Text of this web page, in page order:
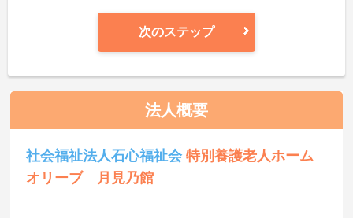
次のステップ
法人概要
社会福祉法人石心福祉会特別養護老人ホーム
オリーブ 月見乃館